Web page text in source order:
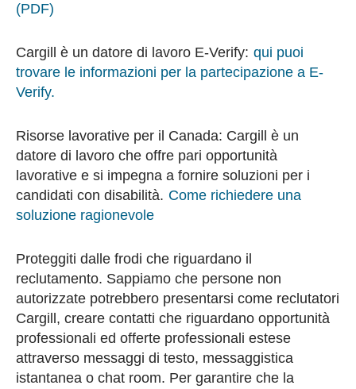
(PDF)
Cargill è un datore di lavoro E-Verify: qui puoi
trovare le informazioni per la partecipazione a E-
Verify.
Risorse lavorative per il Canada: Cargill è un
datore di lavoro che offre pari opportunità
lavorative e si impegna a fornire soluzioni per i
candidati con disabilità. Come richiedere una
soluzione ragionevole
Proteggiti dalle frodi che riguardano il
reclutamento. Sappiamo che persone non
autorizzate potrebbero presentarsi come reclutatori
Cargill, creare contatti che riguardano opportunità
professionali ed offerte professionali estese
attraverso messaggi di testo, messaggistica
istantanea o chat room. Per garantire che la